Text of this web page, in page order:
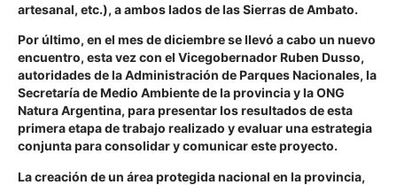
artesanal, etc.), a ambos lados de las Sierras de Ambato.
Por último, en el mes de diciembre se llevó a cabo un nuevo
encuentro, esta vez con el Vicegobernador Ruben Dusso,
autoridades de la Administración de Parques Nacionales, la
Secretaría de Medio Ambiente de la provincia y la ONG
Natura Argentina, para presentar los resultados de esta
primera etapa de trabajo realizado y evaluar una estrategia
conjunta para consolidar y comunicar este proyecto.
La creación de un área protegida nacional en la provincia,